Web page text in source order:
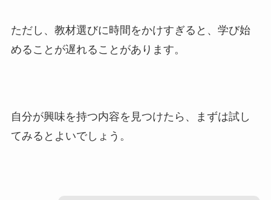
ただし、教材選びに時間をかけすぎると、学び始
めることが遅れることがあります。
自分が興味を持つ内容を見つけたら、まずは試し
てみるとよいでしょう。